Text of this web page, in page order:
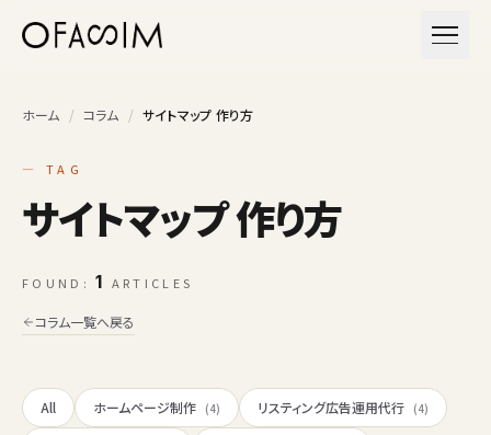
メニ
ホーム / コラム / サイトマップ 作り方
— TAG
サイトマップ 作り方
FOUND:1 ARTICLES
コラム一覧へ戻る
All ホームページ制作 (4) リスティング広告運用代行 (4)